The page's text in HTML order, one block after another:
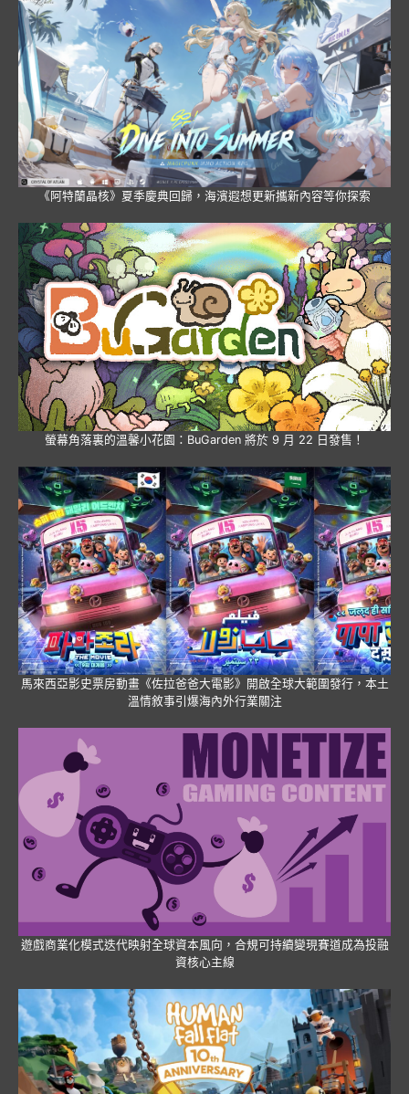
《阿特蘭晶核》夏季慶典回歸，海濱遐想更新攜新內容等你探索
螢幕角落裏的溫馨小花園：BuGarden 將於 9 月 22 日發售！
馬來西亞影史票房動畫《佐拉爸爸大電影》開啟全球大範圍發行，本土
溫情敘事引爆海內外行業關注
遊戲商業化模式迭代映射全球資本風向，合規可持續變現賽道成為投融
資核心主線